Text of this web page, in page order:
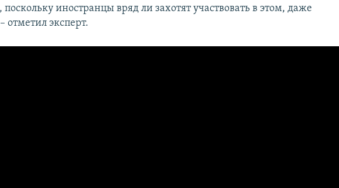
иностранцы вряд ли захотят участвовать в этом, даже
отметил эксперт.